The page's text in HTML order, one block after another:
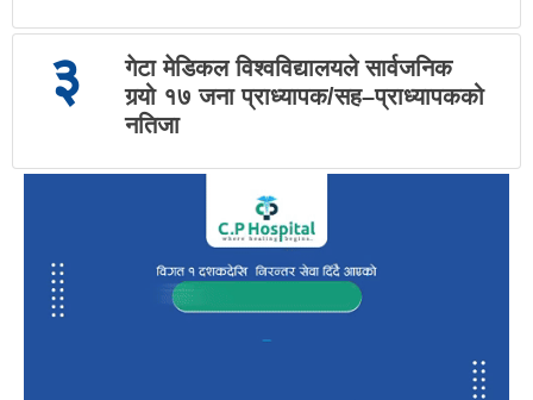
३
गेटा मेडिकल विश्वविद्यालयले सार्वजनिक
गर्‍यो १७ जना प्राध्यापक/सह–प्राध्यापकको
नतिजा